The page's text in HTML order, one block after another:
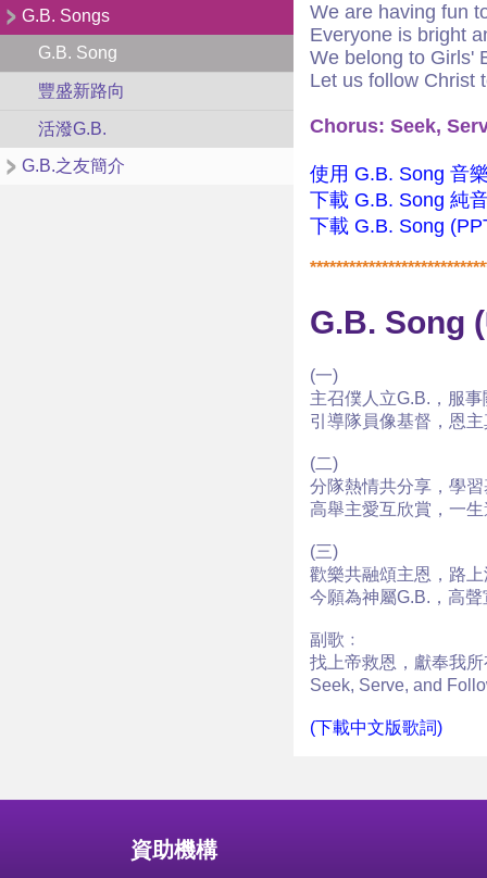
G.B. Songs
G.B. Song
豐盛新路向
活潑G.B.
G.B.之友簡介
We are having fun
Everyone is bright
We belong to Girls'
Let us follow Christ
Chorus: Seek,
使用 G.B. Song 音
下載 G.B. Song 純
下載 G.B. Song
G.B. Song
(一)
主召僕人立G.B.，服
引導隊員像基督，恩
(二)
分隊熱情共分享，學
高舉主愛互欣賞，一
(三)
歡樂共融頌主恩，路
今願為神屬G.B.，高
副歌﹕
找上帝救恩，獻奉我
Seek, Serve, and
(下載中文版歌詞)
資助機構